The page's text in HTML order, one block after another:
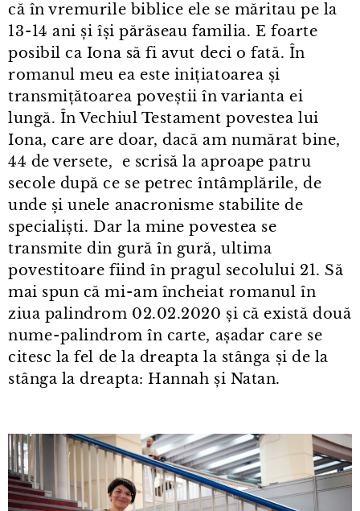
că în vremurile biblice ele se măritau pe la
13⁠-⁠14 ani și își părăseau familia. E foarte
posibil ca Iona să fi avut deci o fată. În
romanul meu ea este inițiatoarea și
transmițătoarea poveștii în varianta ei
lungă. În Vechiul Testament povestea lui
Iona, care are doar, dacă am numărat bine,
44 de versete, e scrisă la aproape patru
secole după ce se petrec întâmplările, de
unde și unele anacronisme stabilite de
specialiști. Dar la mine povestea se
transmite din gură în gură, ultima
povestitoare fiind în pragul secolului 21. Să
mai spun că mi⁠-⁠am încheiat romanul în
ziua palindrom 02.02.2020 și că există două
nume⁠-⁠palindrom în carte, așadar care se
citesc la fel de la dreapta la stânga și de la
stânga la dreapta: Hannah și Natan.